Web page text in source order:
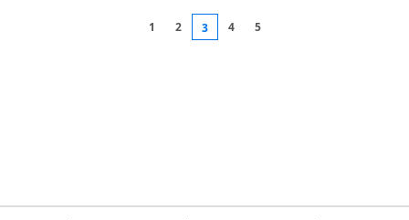
1 2 3 4 5